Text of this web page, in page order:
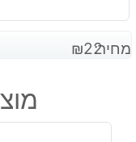
מחיר: ₪22